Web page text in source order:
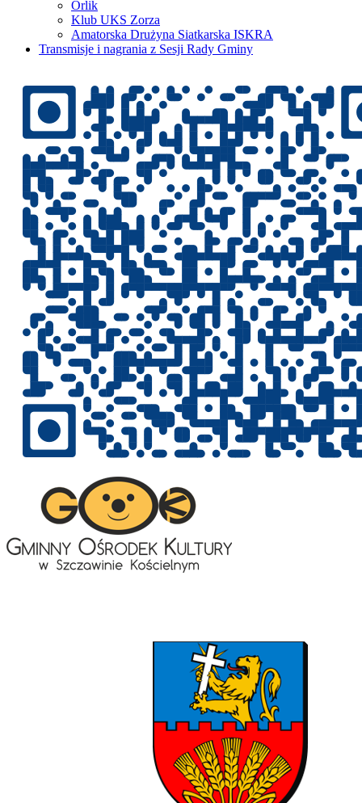
Orlik
Klub UKS Zorza
Amatorska Drużyna Siatkarska ISKRA
Transmisje i nagrania z Sesji Rady Gminy